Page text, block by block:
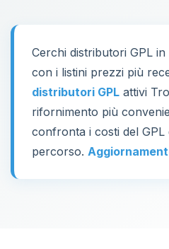
Cerchi distributori GPL in
con i listini prezzi più
distributori GPL attivi
rifornimento più
confronta i costi del GPL
percorso.